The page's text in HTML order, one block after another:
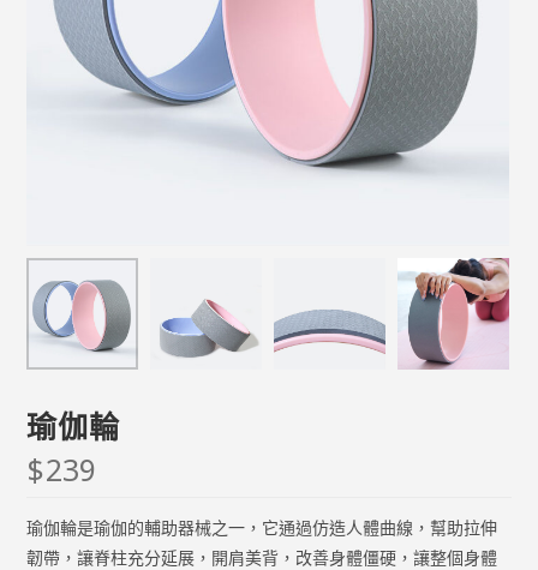
瑜伽輪
$239
瑜伽輪是瑜伽的輔助器械之一，它通過仿造人體曲線，幫助拉伸
韌帶，讓脊柱充分延展，開肩美背，改善身體僵硬，讓整個身體